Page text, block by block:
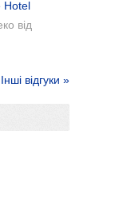
Hotel
від
Інші відгуки »